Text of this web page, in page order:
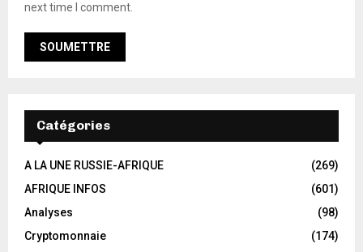
next time I comment.
Catégories
A LA UNE RUSSIE-AFRIQUE
(269)
AFRIQUE INFOS
(601)
Analyses
(98)
Cryptomonnaie
(174)